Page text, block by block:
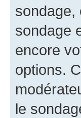
sondage,
sondage
encore
options.
le